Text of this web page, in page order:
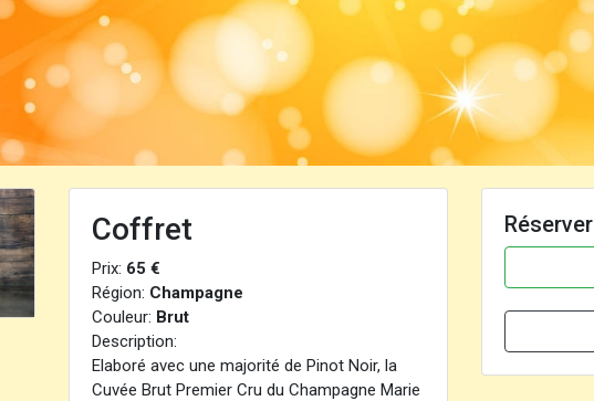
Coffret
Prix: 65 €
Région: Champagne
Couleur: Brut
Description:
Elaboré avec une majorité de Pinot Noir, la
Cuvée Brut Premier Cru du Champagne Marie
Réserver